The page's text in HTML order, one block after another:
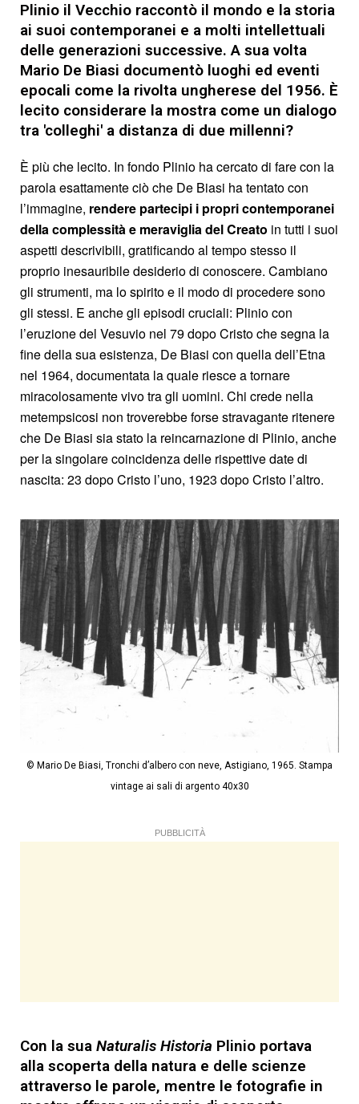
Plinio il Vecchio raccontò il mondo e la storia
ai suoi contemporanei e a molti intellettuali
delle generazioni successive. A sua volta
Mario De Biasi documentò luoghi ed eventi
epocali come la rivolta ungherese del 1956. È
lecito considerare la mostra come un dialogo
tra 'colleghi' a distanza di due millenni?
È più che lecito. In fondo Plinio ha cercato di fare con la
parola esattamente ciò che De Biasi ha tentato con
l’immagine, rendere partecipi i propri contemporanei
della complessità e meraviglia del Creato in tutti i suoi
aspetti descrivibili, gratificando al tempo stesso il
proprio inesauribile desiderio di conoscere. Cambiano
gli strumenti, ma lo spirito e il modo di procedere sono
gli stessi. E anche gli episodi cruciali: Plinio con
l’eruzione del Vesuvio nel 79 dopo Cristo che segna la
fine della sua esistenza, De Biasi con quella dell’Etna
nel 1964, documentata la quale riesce a tornare
miracolosamente vivo tra gli uomini. Chi crede nella
metempsicosi non troverebbe forse stravagante ritenere
che De Biasi sia stato la reincarnazione di Plinio, anche
per la singolare coincidenza delle rispettive date di
nascita: 23 dopo Cristo l’uno, 1923 dopo Cristo l’altro.
© Mario De Biasi, Tronchi d’albero con neve, Astigiano, 1965. Stampa
vintage ai sali di argento 40x30
PUBBLICITÀ
Con la sua Naturalis Historia Plinio portava
alla scoperta della natura e delle scienze
attraverso le parole, mentre le fotografie in